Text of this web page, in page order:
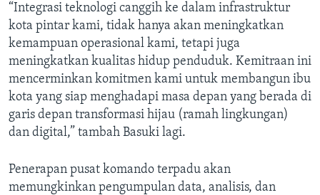
“Integrasi teknologi canggih ke dalam infrastruktur
kota pintar kami, tidak hanya akan meningkatkan
kemampuan operasional kami, tetapi juga
meningkatkan kualitas hidup penduduk. Kemitraan ini
mencerminkan komitmen kami untuk membangun ibu
kota yang siap menghadapi masa depan yang berada di
garis depan transformasi hijau (ramah lingkungan)
dan digital,” tambah Basuki lagi.
Penerapan pusat komando terpadu akan
memungkinkan pengumpulan data, analisis, dan